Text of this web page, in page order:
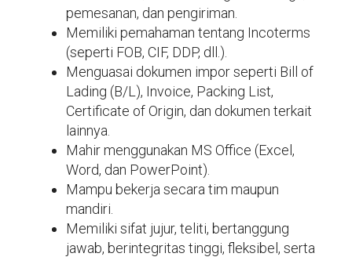
pemesanan, dan pengiriman.
Memiliki pemahaman tentang Incoterms
(seperti FOB, CIF, DDP, dll.).
Menguasai dokumen impor seperti Bill of
Lading (B/L), Invoice, Packing List,
Certificate of Origin, dan dokumen terkait
lainnya.
Mahir menggunakan MS Office (Excel,
Word, dan PowerPoint).
Mampu bekerja secara tim maupun
mandiri.
Memiliki sifat jujur, teliti, bertanggung
jawab, berintegritas tinggi, fleksibel, serta